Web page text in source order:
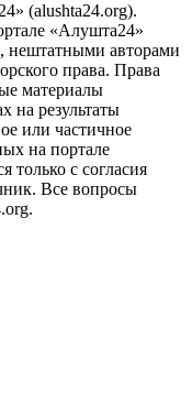
(alushta24.org).
«Алушта24»
нештатными авторами
права. Права
материалы
на результаты
или частичное
на портале
только с согласия
Все вопросы